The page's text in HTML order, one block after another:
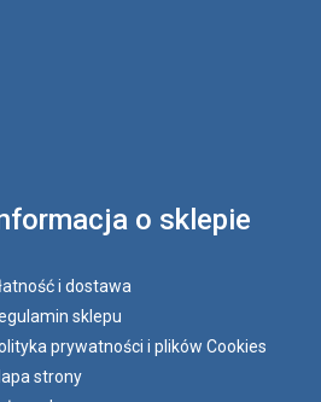
o sklepie
i dostawa
sklepu
prywatności i plików Cookies
strony